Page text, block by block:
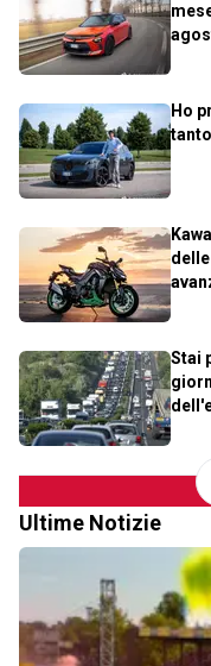
Ho
Stai
Ultime Notizie